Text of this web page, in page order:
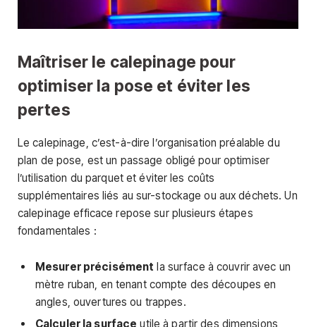
Maîtriser le calepinage pour
optimiser la pose et éviter les
pertes
Le calepinage, c’est-à-dire l’organisation préalable du
plan de pose, est un passage obligé pour optimiser
l’utilisation du parquet et éviter les coûts
supplémentaires liés au sur-stockage ou aux déchets. Un
calepinage efficace repose sur plusieurs étapes
fondamentales :
Mesurer précisément la surface à couvrir avec un
mètre ruban, en tenant compte des découpes en
angles, ouvertures ou trappes.
Calculer la surface utile à partir des dimensions